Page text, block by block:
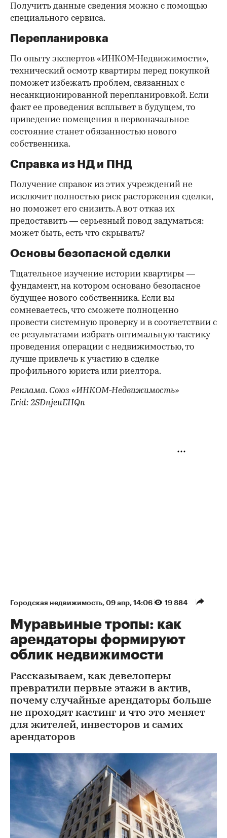
Получить данные сведения можно с помощью
специального сервиса.
Перепланировка
По опыту экспертов «ИНКОМ-Недвижимости»,
технический осмотр квартиры перед покупкой
поможет избежать проблем, связанных с
несанкционированной перепланировкой. Если
факт ее проведения всплывет в будущем, то
приведение помещения в первоначальное
состояние станет обязанностью нового
собственника.
Справка из НД и ПНД
Получение справок из этих учреждений не
исключит полностью риск расторжения сделки,
но поможет его снизить. А вот отказ их
предоставить — серьезный повод задуматься:
может быть, есть что скрывать?
Основы безопасной сделки
Тщательное изучение истории квартиры —
фундамент, на котором основано безопасное
будущее нового собственника. Если вы
сомневаетесь, что сможете полноценно
провести системную проверку и в соответствии с
ее результатами избрать оптимальную тактику
проведения операции с недвижимостью, то
лучше привлечь к участию в сделке
профильного юриста или риелтора.
Реклама. Союз «ИНКОМ-Недвижимость»
Erid: 2SDnjeuEHQn
Городская недвижимость 09 апр, 14:06 19 884
Муравьиные тропы: как
арендаторы формируют
облик недвижимости
Рассказываем, как девелоперы
превратили первые этажи в актив,
почему случайные арендаторы больше
не проходят кастинг и что это меняет
для жителей, инвесторов и самих
арендаторов